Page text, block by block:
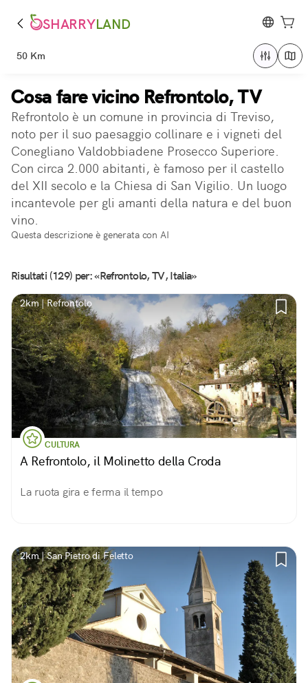
SHARRYLAND
50 Km
Cosa fare vicino Refrontolo, TV
Refrontolo è un comune in provincia di Treviso,
noto per il suo paesaggio collinare e i vigneti del
Conegliano Valdobbiadene Prosecco Superiore.
Con circa 2.000 abitanti, è famoso per il castello
del XII secolo e la Chiesa di San Vigilio. Un luogo
incantevole per gli amanti della natura e del buon
vino.
Questa descrizione è generata con AI
Risultati (129) per: «Refrontolo, TV, Italia»
2km | Refrontolo
CULTURA
A Refrontolo, il Molinetto della Croda
La ruota gira e ferma il tempo
2km | San Pietro di Feletto